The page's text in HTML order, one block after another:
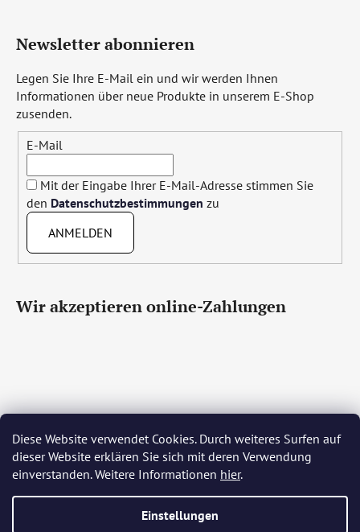
Diese Website verwendet Cookies. Durch weiteres Surfen auf
dieser Website erklären Sie sich mit deren Verwendung
einverstanden. Weitere Informationen hier.
Einstellungen
Newsletter abonnieren
Legen Sie Ihre E-Mail ein und wir werden Ihnen
Informationen über neue Produkte in unserem E-Shop
zusenden.
E-Mail
Mit der Eingabe Ihrer E-Mail-Adresse stimmen Sie
den Datenschutzbestimmungen zu
ANMELDEN
Wir akzeptieren online-Zahlungen
Čeština Slovenčina English Deutsch Magyar
Język polski Română Italiano Español Français
Português Български Hrvatski Slovenščina
Nederlands Українська Ελληνικά Svenska Dansk